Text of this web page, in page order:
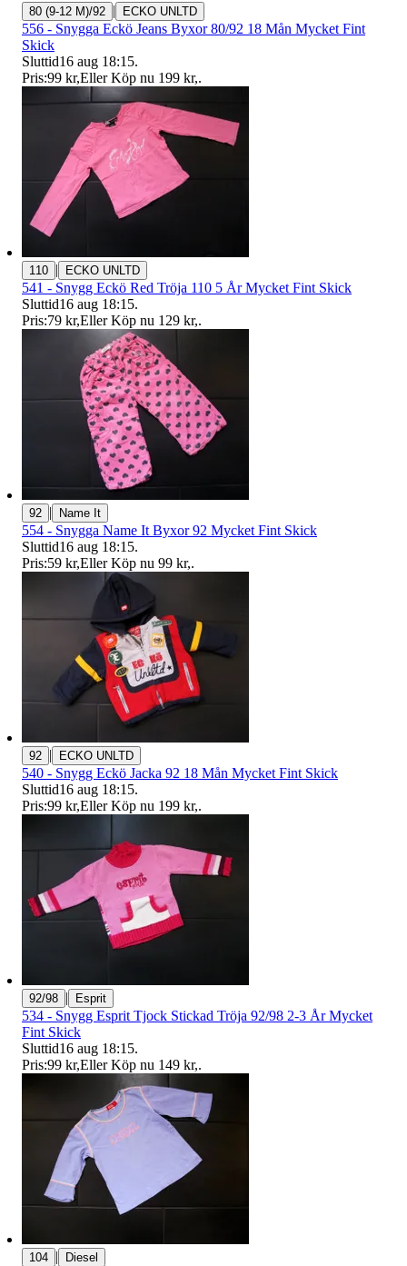
80 (9-12 M)/92 | ECKO UNLTD
556 - Snygga Eckö Jeans Byxor 80/92 18 Mån Mycket Fint
Skick
Sluttid16 aug 18:15.
Pris:99 kr,Eller Köp nu 199 kr,.
110 | ECKO UNLTD
541 - Snygg Eckö Red Tröja 110 5 År Mycket Fint Skick
Sluttid16 aug 18:15.
Pris:79 kr,Eller Köp nu 129 kr,.
92 | Name It
554 - Snygga Name It Byxor 92 Mycket Fint Skick
Sluttid16 aug 18:15.
Pris:59 kr,Eller Köp nu 99 kr,.
92 | ECKO UNLTD
540 - Snygg Eckö Jacka 92 18 Mån Mycket Fint Skick
Sluttid16 aug 18:15.
Pris:99 kr,Eller Köp nu 199 kr,.
92/98 | Esprit
534 - Snygg Esprit Tjock Stickad Tröja 92/98 2-3 År Mycket
Fint Skick
Sluttid16 aug 18:15.
Pris:99 kr,Eller Köp nu 149 kr,.
104 | Diesel